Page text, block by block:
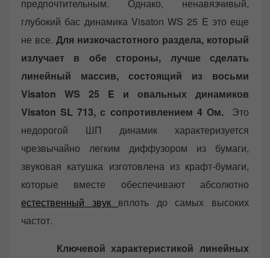
предпочтительным. Однако, ненавязчивый,
глубокий бас динамика Visaton WS 25 E это еще
не все. Для низкочастотного раздела, который
излучает в обе стороны, лучше сделать
линейный массив, состоящий из восьми
Visaton WS 25 E и овальных динамиков
Visaton SL 713, с сопротивлением 4 Ом.Это
недорогой ШП динамик характеризуется
чрезвычайно легким диффузором из бумаги,
звуковая катушка изготовлена из крафт-бумаги,
которые вместе обеспечивают абсолютно
естественный звук вплоть до самых высоких
частот.
Ключевой характеристикой линейных